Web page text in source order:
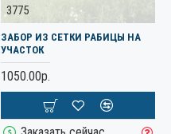
3775
ЗАБОР ИЗ СЕТКИ РАБИЦЫ НА
УЧАСТОК
1050.00р.